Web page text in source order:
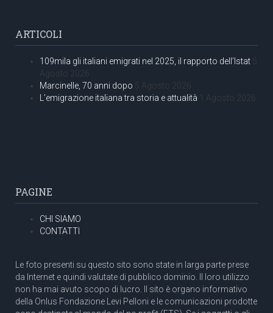
ARTICOLI
109mila gli italiani emigrati nel 2025, il rapporto dell’Istat 5
Agosto 2026
Marcinelle, 70 anni dopo 5 Agosto 2026
L’emigrazione italiana tra storia e attualità 1 Agosto 2026
PAGINE
CHI SIAMO
CONTATTI
Le foto presenti su questo sito sono state in larga parte prese
da Internet e quindi valutate di pubblico dominio. Il loro utilizzo
non ha mai avuto scopo di lucro. Il sito è organo informativo
della Onlus Fondazione Levi Pelloni e le comunicazioni prodotte